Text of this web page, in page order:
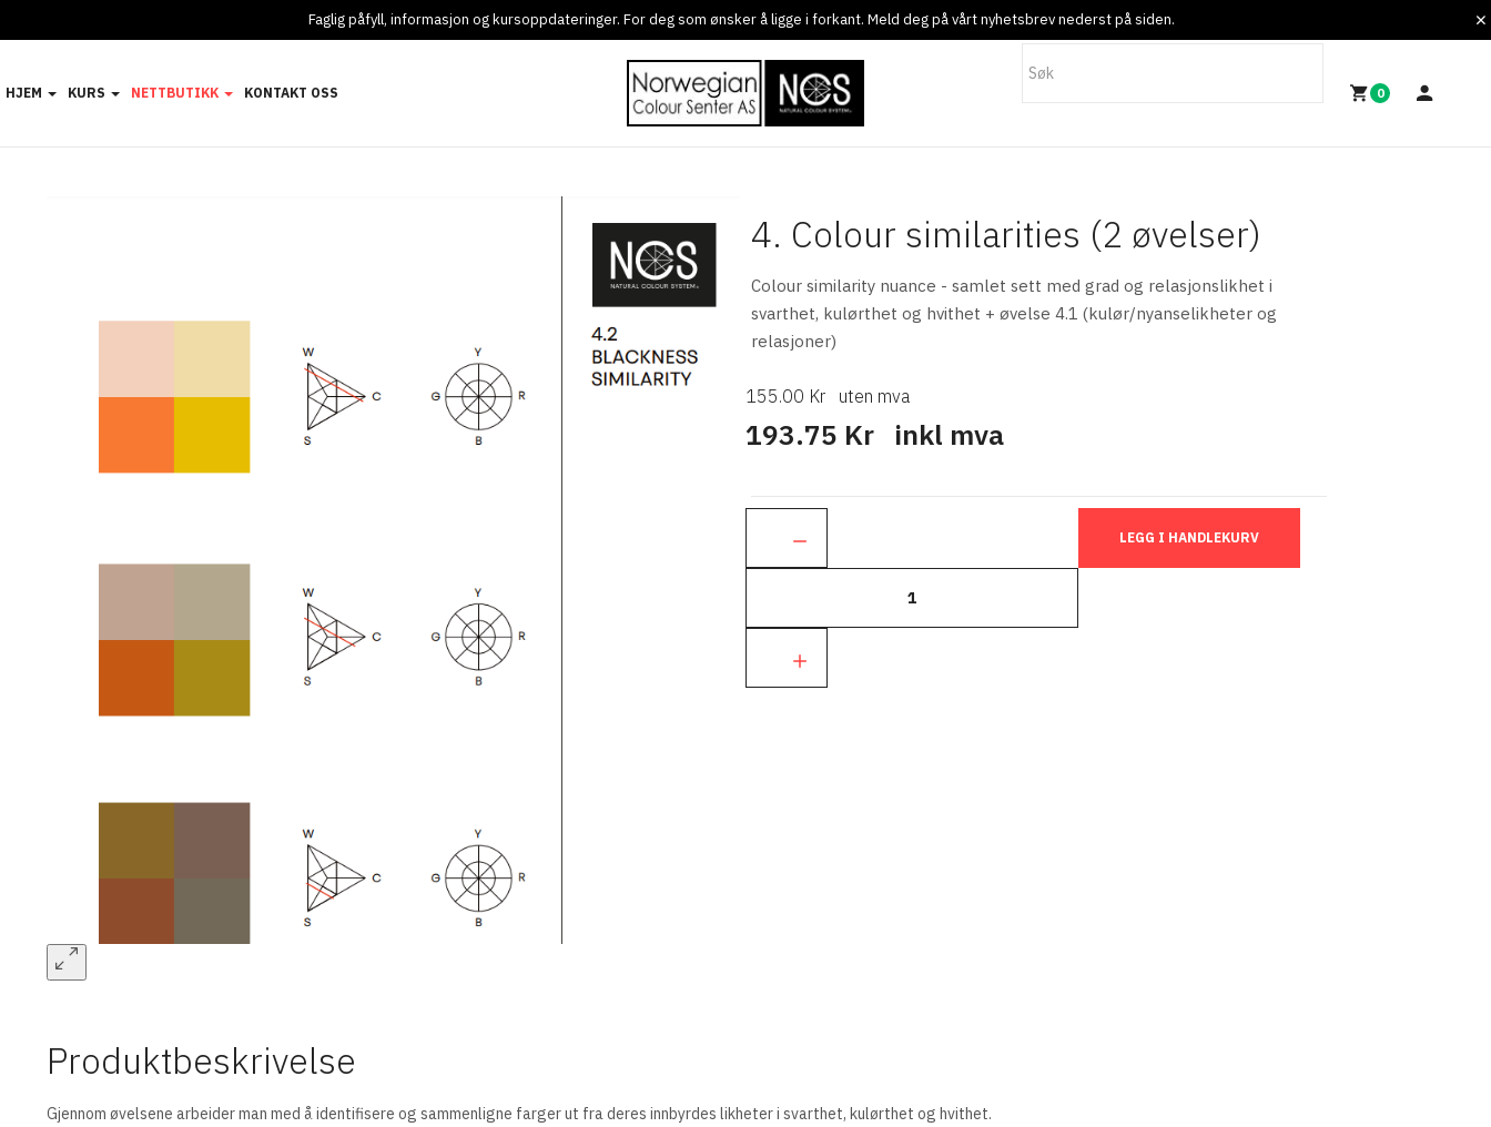
Faglig påfyll, informasjon og kursoppdateringer. For deg som ønsker å ligge i forkant. Meld deg på vårt nyhetsbrev nederst på siden.
HJEM KURS NETTBUTIKK KONTAKT OSS 0
4. Colour similarities (2 øvelser)
Colour similarity nuance - samlet sett med grad og relasjonslikhet i
svarthet, kulørthet og hvithet + øvelse 4.1 (kulør/nyanselikheter og
relasjoner)
155.00 Kr uten mva
193.75 Kr inkl mva
LEGG I HANDLEKURV
Produktbeskrivelse
Gjennom øvelsene arbeider man med å identifisere og sammenligne farger ut fra deres innbyrdes likheter i svarthet, kulørthet og hvithet.